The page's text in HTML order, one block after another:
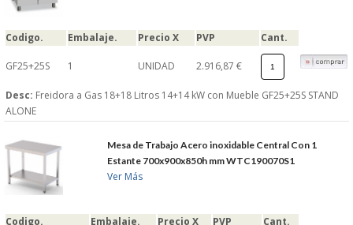
Codigo. Embalaje. Precio X PVP Cant.
GF25+25S 1 UNIDAD 2.916,87 €
Desc: Freidora a Gas 18+18 Litros 14+14 kW con Mueble GF25+25S STAND
ALONE
Mesa de Trabajo Acero inoxidable Central Con 1
Estante 700x900x850h mm WTC190070S1
Ver Más
Codigo. Embalaje. Precio X PVP Cant.